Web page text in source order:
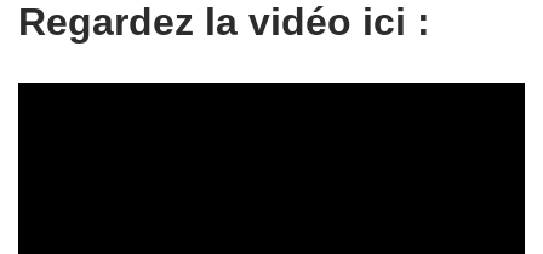
Regardez la vidéo ici :